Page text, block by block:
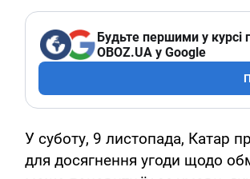
Будьте першими у курсі
OBOZ.UA у Google
У суботу, 9 листопада, Катар
для досягнення угоди щодо